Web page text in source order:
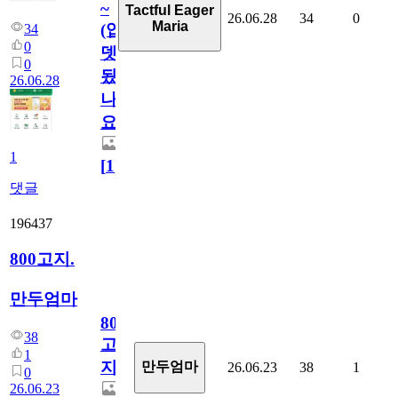
34
0
0
26.06.28
1
댓글
~
(업
뎃
됬
나
요)
[1]
Tactful Eager
Maria
26.06.28 34 0
196437
800고지.
만두엄마
38
1
0
26.06.23
800
고
지.
만두엄마 26.06.23 38 1